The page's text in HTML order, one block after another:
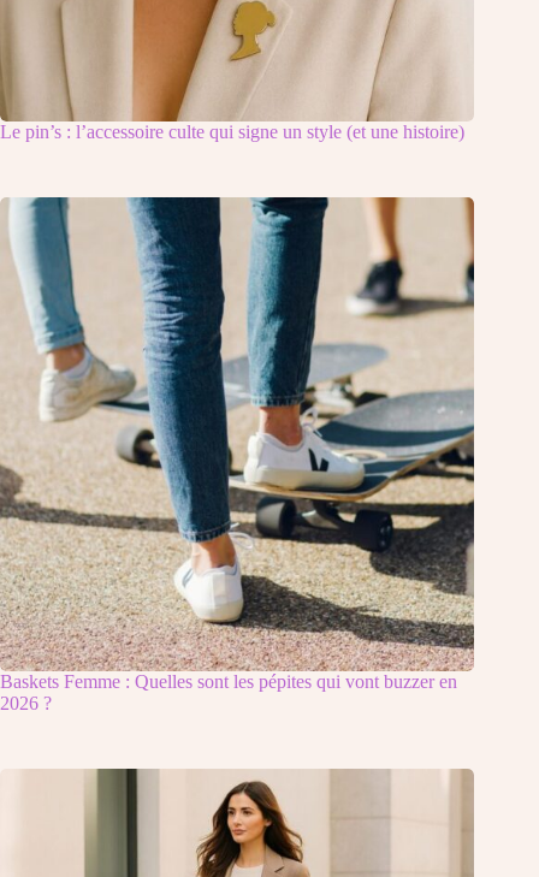
Le pin’s : l’accessoire culte qui signe un style (et une histoire)
Baskets Femme : Quelles sont les pépites qui vont buzzer en
2026 ?